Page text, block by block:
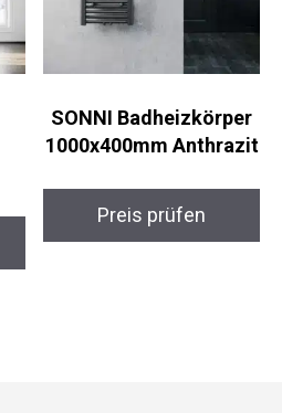
SONNI Badheizkörper
1000x400mm Anthrazit
Preis prüfen